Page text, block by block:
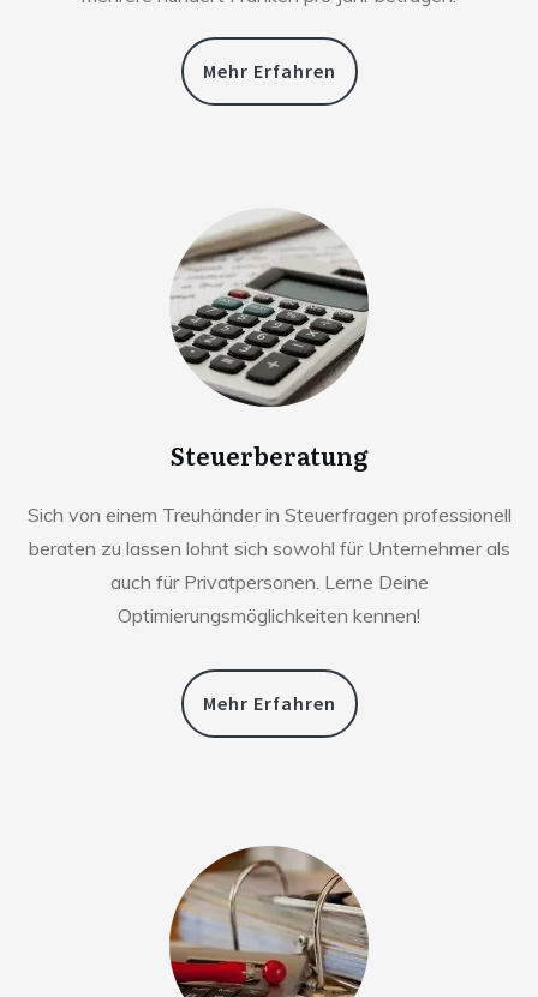
Mehr Erfahren
Steuerberatung
Sich von einem Treuhänder in Steuerfragen professionell
beraten zu lassen lohnt sich sowohl für Unternehmer als
auch für Privatpersonen. Lerne Deine
Optimierungsmöglichkeiten kennen!
Mehr Erfahren